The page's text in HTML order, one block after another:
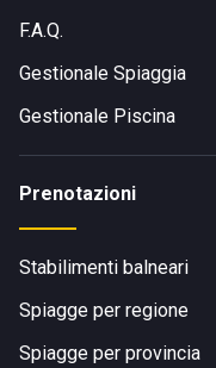
F.A.Q.
Gestionale Spiaggia
Gestionale Piscina
Prenotazioni
Stabilimenti balneari
Spiagge per regione
Spiagge per provincia